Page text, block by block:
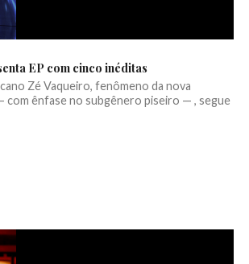
EP com cinco inéditas
Zé Vaqueiro, fenômeno da nova
ênfase no subgênero piseiro — , segue